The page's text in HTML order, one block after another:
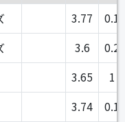
3.77 0.1
3.6 0.2
3.65 1
3.74 0.1